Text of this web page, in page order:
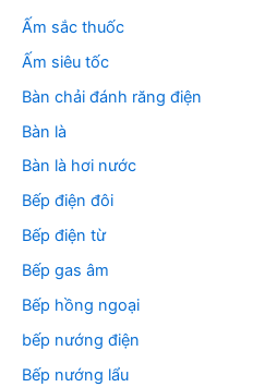
m
Ấm sắc thuốc
Ấm siêu tốc
Bàn chải đánh răng điện
Bàn là
Bàn là hơi nước
Bếp điện đôi
Bếp điện từ
Bếp gas âm
Bếp hồng ngoại
bếp nướng điện
Bếp nướng lẩu